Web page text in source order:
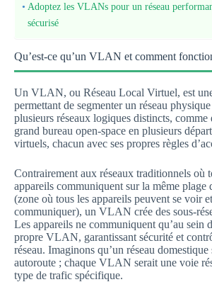
Adoptez les VLANs pour un réseau
sécurisé
Qu’est-ce qu’un VLAN et comment
Un VLAN, ou Réseau Local Virtuel, est
permettant de segmenter un réseau physique
plusieurs réseaux logiques distincts, comme
grand bureau open-space en plusieurs
virtuels, chacun avec ses propres règles
Contrairement aux réseaux traditionnels où
appareils communiquent sur la même plage
(zone où tous les appareils peuvent se voir et
communiquer), un VLAN crée des sous-
Les appareils ne communiquent qu’au sein
propre VLAN, garantissant sécurité et
réseau. Imaginons qu’un réseau domestique
autoroute ; chaque VLAN serait une voie
type de trafic spécifique.